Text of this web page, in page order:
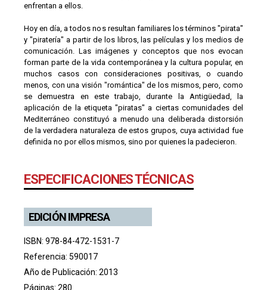
enfrentan a ellos.
Hoy en día, a todos nos resultan familiares los términos "pirata"
y "piratería" a partir de los libros, las películas y los medios de
comunicación. Las imágenes y conceptos que nos evocan
forman parte de la vida contemporánea y la cultura popular, en
muchos casos con consideraciones positivas, o cuando
menos, con una visión "romántica" de los mismos, pero, como
se demuestra en este trabajo, durante la Antigüedad, la
aplicación de la etiqueta "piratas" a ciertas comunidades del
Mediterráneo constituyó a menudo una deliberada distorsión
de la verdadera naturaleza de estos grupos, cuya actividad fue
definida no por ellos mismos, sino por quienes la padecieron.
ESPECIFICACIONES TÉCNICAS
EDICIÓN IMPRESA
ISBN: 978-84-472-1531-7
Referencia: 590017
Año de Publicación: 2013
Páginas: 280